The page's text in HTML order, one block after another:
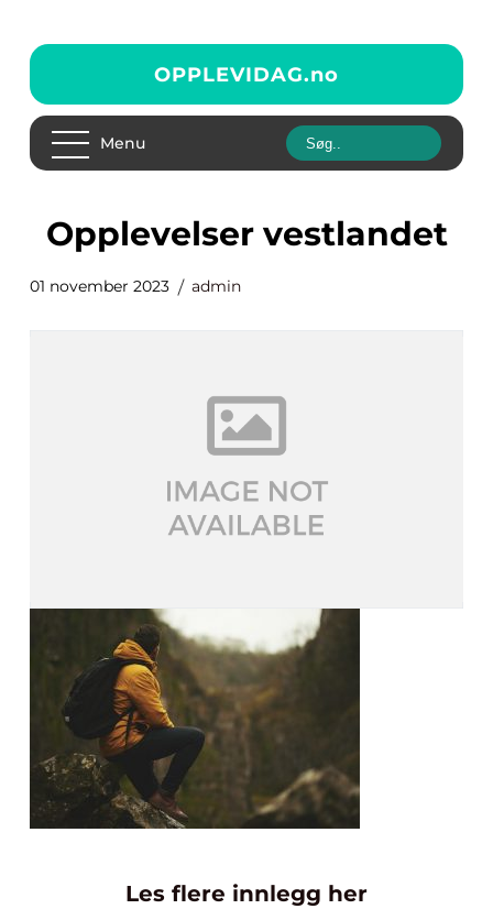
OPPLEVIDAG.no
Menu
opplevelser vestlandet
01 november 2023 admin
Les flere innlegg her